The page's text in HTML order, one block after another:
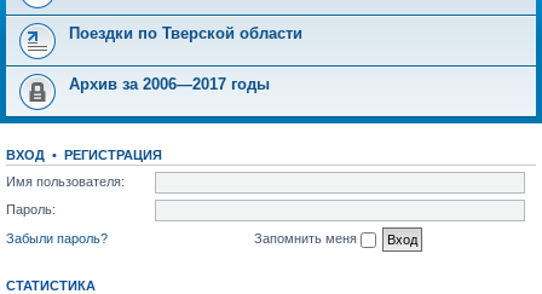
Поездки по Тверской области
Архив за 2006—2017 годы
ВХОД • РЕГИСТРАЦИЯ
Имя пользователя:
Пароль:
Забыли пароль?
Запомнить меня
СТАТИСТИКА